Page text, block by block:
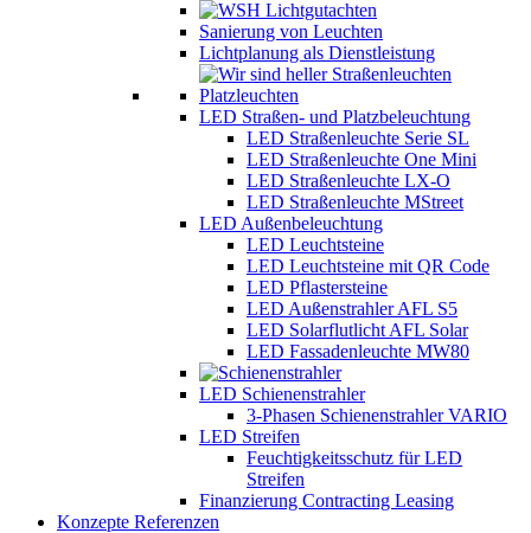
Sanierung von Leuchten
Lichtplanung als Dienstleistung
LED Straßen- und Platzbeleuchtung
LED Straßenleuchte Serie SL
LED Straßenleuchte One Mini
LED Straßenleuchte LX-O
LED Straßenleuchte MStreet
LED Außenbeleuchtung
LED Leuchtsteine
LED Leuchtsteine mit QR Code
LED Pflastersteine
LED Außenstrahler AFL S5
LED Solarflutlicht AFL Solar
LED Fassadenleuchte MW80
LED Schienenstrahler
3-Phasen Schienenstrahler VARIO
LED Streifen
Feuchtigkeitsschutz für LED
Streifen
Finanzierung Contracting Leasing
Konzepte Referenzen